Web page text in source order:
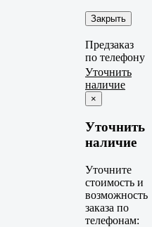
Закрыть
Предзаказ
по телефону
Уточнить
наличие
×
Уточнить
наличие
Уточните
стоимость и
возможность
заказа по
телефонам: